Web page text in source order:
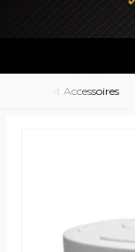
Accessoires